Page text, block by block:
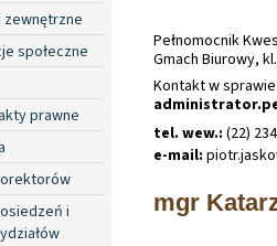
społeczne
prawne
i
Pełnomocnik
Gmach Biurowy,
Kontakt w
tel. wew.: (22)
e-mail: piotr.
mgr